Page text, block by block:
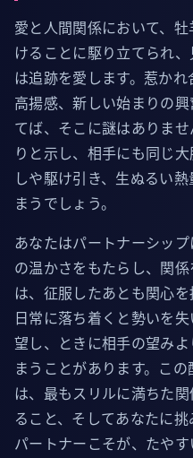
愛と人間関係において、
けることに駆り立てられ
は追跡を愛します。惹か
高揚感、新しい始まりの
てば、そこに謎はありま
りと示し、相手にも同じ
しや駆け引き、生ぬるい
まうでしょう。
あなたはパートナーシッ
の温かさをもたらし、関
は、征服したあとも関心
日常に落ち着くと勢いを
望し、ときに相手の望み
まうことがあります。こ
は、最もスリルに満ちた
ること、そしてあなたに
パートナーこそが、たや